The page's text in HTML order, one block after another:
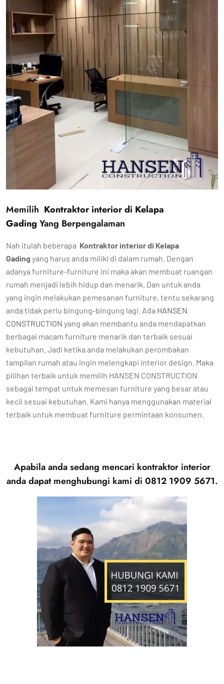
Memilih Kontraktor interior di Kelapa
Gading Yang Berpengalaman
Nah itulah beberapa Kontraktor interior di Kelapa
Gading yang harus anda miliki di dalam rumah. Dengan
adanya furniture-furniture ini maka akan membuat ruangan
rumah menjadi lebih hidup dan menarik. Dan untuk anda
yang ingin melakukan pemesanan furniture, tentu sekarang
anda tidak perlu bingung-bingung lagi. Ada HANSEN
CONSTRUCTION yang akan membantu anda mendapatkan
berbagai macam furniture menarik dan terbaik sesuai
kebutuhan. Jadi ketika anda melakukan perombakan
tampilan rumah atau ingin melengkapi interior design. Maka
pilihan terbaik untuk memilih HANSEN CONSTRUCTION
sebagai tempat untuk memesan furniture yang besar atau
kecil sesuai kebutuhan. Kami hanya menggunakan material
terbaik untuk membuat furniture permintaan konsumen.
Apabila anda sedang mencari kontraktor interior
anda dapat menghubungi kami di 0812 1909 5671.